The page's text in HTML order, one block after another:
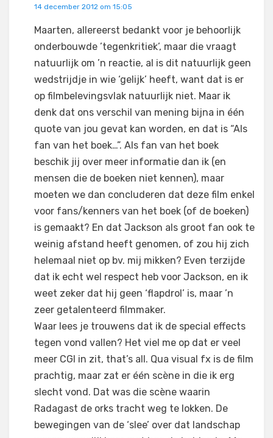
14 december 2012 om 15:05
Maarten, allereerst bedankt voor je behoorlijk
onderbouwde ’tegenkritiek’, maar die vraagt
natuurlijk om ’n reactie, al is dit natuurlijk geen
wedstrijdje in wie ‘gelijk’ heeft, want dat is er
op filmbelevingsvlak natuurlijk niet. Maar ik
denk dat ons verschil van mening bijna in één
quote van jou gevat kan worden, en dat is “Als
fan van het boek…”. Als fan van het boek
beschik jij over meer informatie dan ik (en
mensen die de boeken niet kennen), maar
moeten we dan concluderen dat deze film enkel
voor fans/kenners van het boek (of de boeken)
is gemaakt? En dat Jackson als groot fan ook te
weinig afstand heeft genomen, of zou hij zich
helemaal niet op bv. mij mikken? Even terzijde
dat ik echt wel respect heb voor Jackson, en ik
weet zeker dat hij geen ‘flapdrol’ is, maar ’n
zeer getalenteerd filmmaker.
Waar lees je trouwens dat ik de special effects
tegen vond vallen? Het viel me op dat er veel
meer CGI in zit, that’s all. Qua visual fx is de film
prachtig, maar zat er één scène in die ik erg
slecht vond. Dat was die scène waarin
Radagast de orks tracht weg te lokken. De
bewegingen van de ‘slee’ over dat landschap